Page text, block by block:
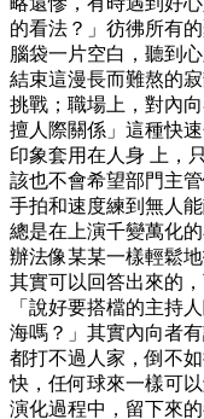
的看法？」彷彿所有
腦袋一片空白，聽到
結束這漫長而難熬的
挑戰；職場上，對內
擅人際關係」這種快
印象套用在人身 上，
該也不會希望部門主
手拍和速度練到無人
總是在上演千變萬化
辦法像某某一樣輕鬆
其實可以回答出來的
「說好要搭檔的主持
海嗎？」其實內向者
都打不過人家，倒不
快，任何球來一樣可
演化過程中，留下來